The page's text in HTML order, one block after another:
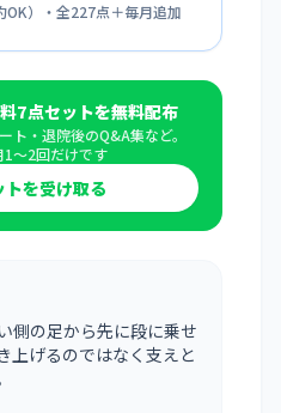
OK）・全227点＋毎月追加
7点セットを無料配布
ト・退院後のQ&A集など。
1〜2回だけです
を受け取る
側の足から先に段に乗せ
上げるのではなく支えと